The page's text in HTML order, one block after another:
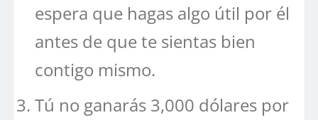
espera que hagas algo útil por él
antes de que te sientas bien
contigo mismo.
Tú no ganarás 3,000 dólares por